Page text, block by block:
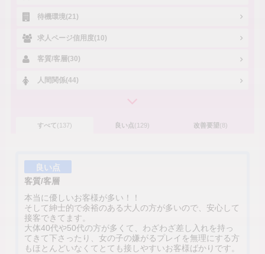
待機環境(21)
求人ページ信用度(10)
客質/客層(30)
人間関係(44)
すべて(137) 良い点(129) 改善要望 (8)
良い点
客質/客層
本当に優しいお客様が多い！！
そして紳士的で余裕のある大人の方が多いので、安心して
接客できてます。
大体40代や50代の方が多くて、わざわざ差し入れを持っ
てきて下さったり、女の子の嫌がるプレイを無理にする方
もほとんどいなくてとても接しやすいお客様ばかりです。